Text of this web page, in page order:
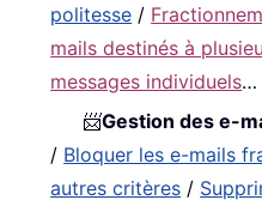
politesse /
mails destinés à
messages individuels…
📨Gestion des e-
/ Bloquer les e-mails
autres critères /